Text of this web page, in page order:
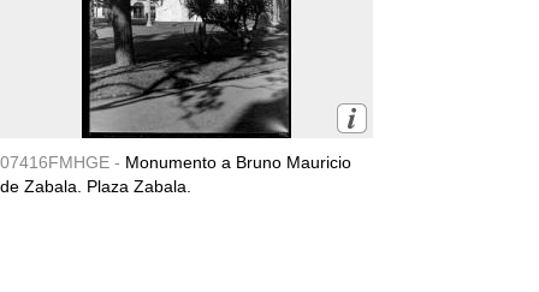
07416FMHGE - Monumento a Bruno Mauricio
de Zabala. Plaza Zabala.